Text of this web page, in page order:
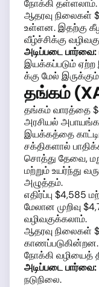
நோக்கி தள்ளலாம்.
ஆதரவு நிலைகள்
உள்ளன. இதற்கு
வீழ்ச்சிக்கு
அடிப்படை பார்வை:
இயக்கப்படும்
க்கு மேல்
தங்கம்
தங்கம் வாரத்தை
அரசியல்
இயக்கத்தை
சக்திகளால்
சொத்து தேவை,
மற்றும் உயர்ந்து
அழுத்தம்.
எதிர்ப்பு $4,585
மேலான முறிவு
வழிவகுக்கலாம்.
ஆதரவு நிலைகள்
காணப்படுகின்றன.
நோக்கி வழியைத்
அடிப்படை பார்வை:
நடுநிலை.